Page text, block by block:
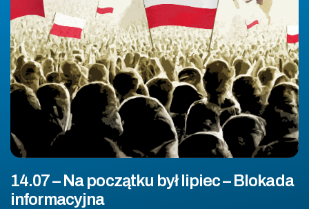
14.07 – Na początku był lipiec – Blokada
informacyjna